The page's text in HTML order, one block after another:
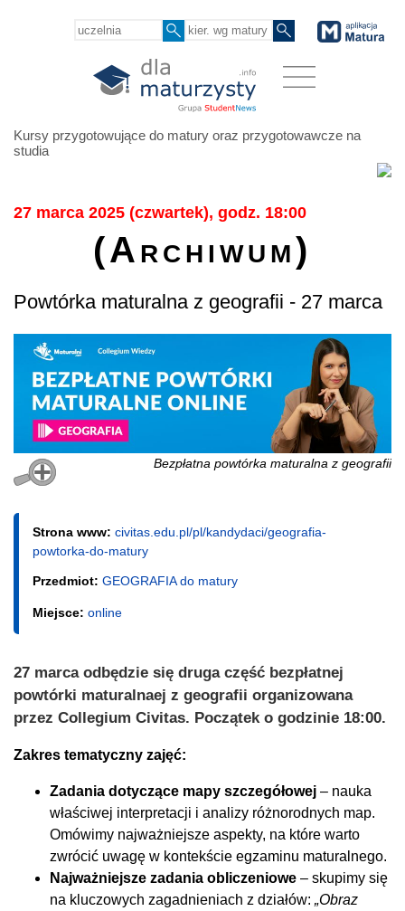
Kursy przygotowujące do matury oraz przygotowawcze na
studia
27 marca 2025 (czwartek), godz. 18:00
(Archiwum)
Powtórka maturalna z geografii - 27 marca
Bezpłatna powtórka maturalna z geografii
Strona www: civitas.edu.pl/pl/kandydaci/geografia-
powtorka-do-matury
Przedmiot: GEOGRAFIA do matury
Miejsce: online
27 marca odbędzie się druga część bezpłatnej
powtórki maturalnaej z geografii organizowana
przez Collegium Civitas. Początek o godzinie 18:00.
Zakres tematyczny zajęć:
Zadania dotyczące mapy szczegółowej – nauka
właściwej interpretacji i analizy różnorodnych map.
Omówimy najważniejsze aspekty, na które warto
zwrócić uwagę w kontekście egzaminu maturalnego.
Najważniejsze zadania obliczeniowe – skupimy się
na kluczowych zagadnieniach z działów: „Obraz